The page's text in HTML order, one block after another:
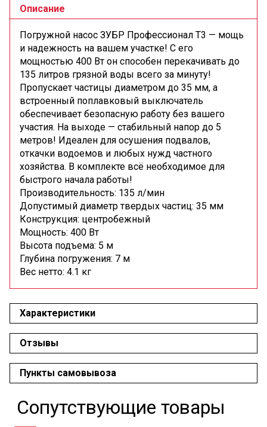
Описание
Погружной насос ЗУБР Профессионал Т3 — мощь
и надежность на вашем участке! С его
мощностью 400 Вт он способен перекачивать до
135 литров грязной воды всего за минуту!
Пропускает частицы диаметром до 35 мм, а
встроенный поплавковый выключатель
обеспечивает безопасную работу без вашего
участия. На выходе — стабильный напор до 5
метров! Идеален для осушения подвалов,
откачки водоемов и любых нужд частного
хозяйства. В комплекте всё необходимое для
быстрого начала работы!
Производительность: 135 л/мин
Допустимый диаметр твердых частиц: 35 мм
Конструкция: центробежный
Мощность: 400 Вт
Высота подъема: 5 м
Глубина погружения: 7 м
Вес нетто: 4.1 кг
Характеристики
Отзывы
Пункты самовывоза
Сопутствующие товары